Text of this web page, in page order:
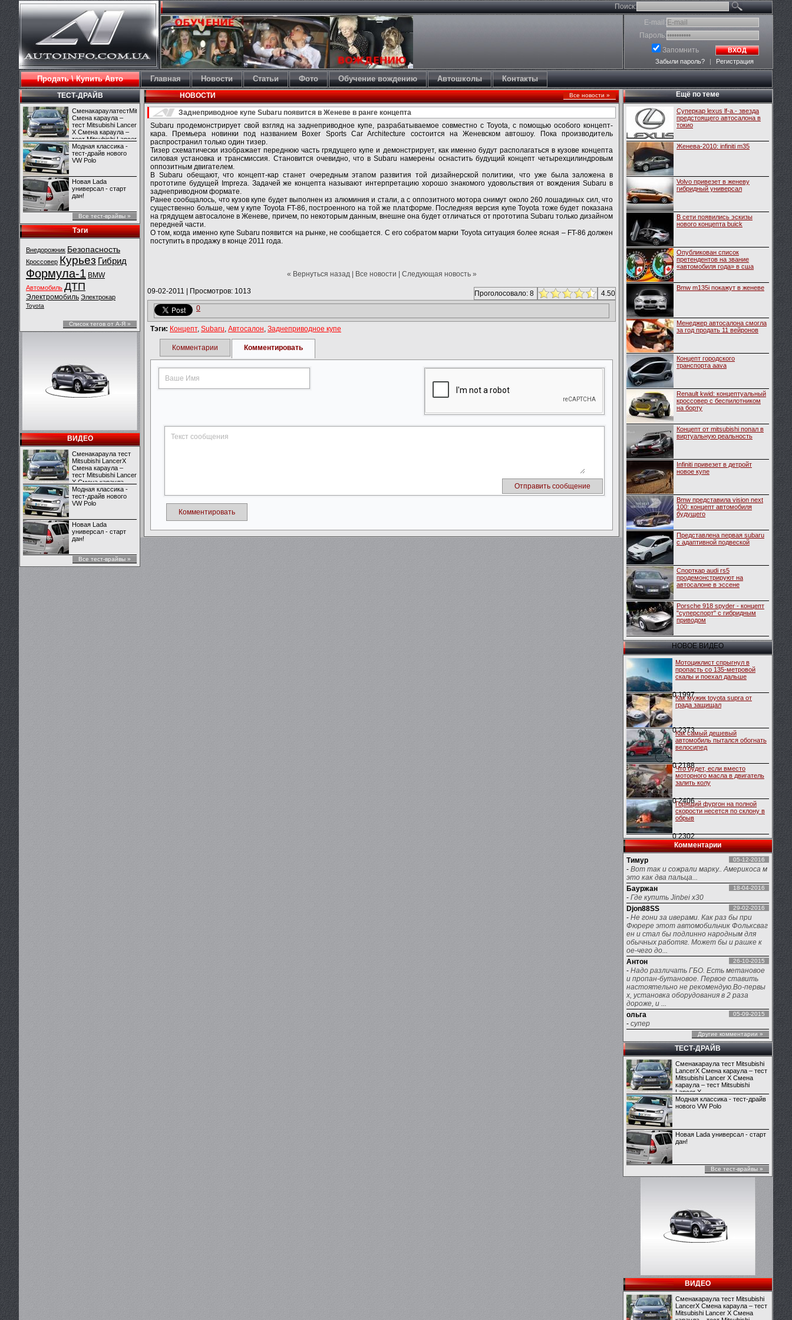
Поиск:
E-mail:
Пароль:
Запомнить
ВХОД
Забыли пароль?
| Регистрация
Продать \ Купить Авто Главная Новости Статьи Фото Обучение вождению Автошколы Контакты
ТЕСТ-ДРАЙВ
СменакараулатестMitsubishiLancerX
Смена караула –
тест Mitsubishi Lancer
X Смена караула –
тест Mitsubishi Lancer
X
Модная классика -
тест-драйв нового
VW Polo
Новая Lada
универсал - старт
дан!
Все тест-врайвы »
Тэги
Внедорожник Безопасность
Кроссовер Курьез Гибрид
Формула-1 BMW
Автомобиль ДТП
Электромобиль Электрокар
Toyota
Список тегов от А-Я »
ВИДЕО
Сменакараула тест
Mitsubishi LancerX
Смена караула –
тест Mitsubishi Lancer
X Смена караула –
тест Mitsubishi Lancer
X
Модная классика -
тест-драйв нового
VW Polo
Новая Lada
универсал - старт
дан!
Все тест-врайвы »
НОВОСТИ Все новости »
Заднеприводное купе Subaru появится в Женеве в ранге концепта
Subaru продемонстрирует свой взгляд на заднеприводное купе, разрабатываемое совместно с Toyota, с помощью особого концепт-
кара. Премьера новинки под названием Boxer Sports Car Architecture состоится на Женевском автошоу. Пока производитель
распространил только один тизер.
Тизер схематически изображает переднюю часть грядущего купе и демонстрирует, как именно будут располагаться в кузове концепта
силовая установка и трансмиссия. Становится очевидно, что в Subaru намерены оснастить будущий концепт четырехцилиндровым
оппозитным двигателем.
В Subaru обещают, что концепт-кар станет очередным этапом развития той дизайнерской политики, что уже была заложена в
прототипе будущей Impreza. Задачей же концепта называют интерпретацию хорошо знакомого удовольствия от вождения Subaru в
заднеприводном формате.
Ранее сообщалось, что кузов купе будет выполнен из алюминия и стали, а с оппозитного мотора снимут около 260 лошадиных сил, что
существенно больше, чем у купе Toyota FT-86, построенного на той же платформе. Последняя версия купе Toyota тоже будет показана
на грядущем автосалоне в Женеве, причем, по некоторым данным, внешне она будет отличаться от прототипа Subaru только дизайном
передней части.
О том, когда именно купе Subaru появится на рынке, не сообщается. С его собратом марки Toyota ситуация более ясная – FT-86 должен
поступить в продажу в конце 2011 года.
« Вернуться назад| Все новости Следующая новость »
09-02-2011 Просмотров: 1013 Проголосовало: 8
4.50
0
Тэги: Концепт, Subaru, Автосалон, Заднеприводное купе
Комментарии Комментировать
Комментировать
Ещё по теме
Cуперкар lexus lf-a.- звезда
предстоящего автосалона в
токио
Женева-2010: infiniti m35
Volvo привезет в женеву
гибридный универсал
В сети появились эскизы
нового концепта buick
Опубликован список
претендентов на звание
«автомобиля года» в сша
Bmw m135i покажут в женеве
Менеджер автосалона смогла
за год продать 11 вейронов
Концепт городского
транспорта aava
Renault kwid: концептуальный
кроссовер с беспилотником
на борту
Концепт от mitsubishi попал в
виртуальную реальность
Infiniti привезет в детройт
новое купе
Bmw представила vision next
100: концепт автомобиля
будущего
Представлена первая subaru
c адаптивной подвеской
Спорткар audi rs5
продемонстрируют на
автосалоне в эссене
Porsche 918 spyder - концепт
"суперспорт" с гибридным
приводом
НОВОЕ ВИДЕО
Мотоциклист спрыгнул в
пропасть со 135-метровой
скалы и поехал дальше
0 1997
Как мужик toyota supra от
града защищал
0 2373
Как самый дешевый
автомобиль пытался обогнать
велосипед
0 2188
Что будет, если вместо
моторного масла в двигатель
залить колу
0 2406
Горящий фургон на полной
скорости несется по склону в
обрыв
0 2302
Комментарии
Тимур
05-12-2016
- Вот так и сожрали марку.. Америкоса м
это как два пальца...
Бауржан
18-04-2016
- Где купить Jinbei x30
Djon88SS
29-02-2016
- Не гони за иверами. Как раз бы при
Фюрере этот автомобильчик Фольксваг
ен и стал бы подлинно народным для
обычных работяг. Может бы и рашке к
ое-чего до...
Антон
26-10-2015
- Надо различать ГБО. Есть метановое
и пропан-бутановое. Первое ставить
настоятельно не рекомендую.Во-первы
х, установка оборудования в 2 раза
дороже, и ...
ольга
05-09-2015
- супер
Другие комментарии »
ТЕСТ-ДРАЙВ
Сменакараула тест Mitsubishi
LancerX Смена караула – тест
Mitsubishi Lancer X Смена
караула – тест Mitsubishi
Lancer X
Модная классика - тест-драйв
нового VW Polo
Новая Lada универсал - старт
дан!
Все тест-врайвы »
ВИДЕО
Сменакараула тест Mitsubishi
LancerX Смена караула – тест
Mitsubishi Lancer X Смена